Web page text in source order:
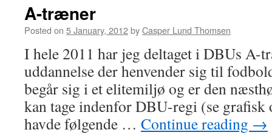
A-træner
Posted on 5 January, 2012byCasper Lund Thomsen
I hele 2011 har jeg deltaget i DBUs A-
uddannelse der henvender sig til
begår sig i et elitemiljø og er den
kan tage indenfor DBU-regi (se grafisk
havde følgende … Continue reading →